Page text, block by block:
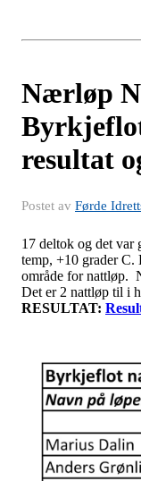
Nærløp
resultat
Postet av Førde
17 deltok og det var
temp, +10 grader C.
område for nattløp.
Det er 2 nattløp til i
RESULTAT: